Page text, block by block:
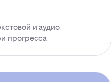
и аудио
прогресса